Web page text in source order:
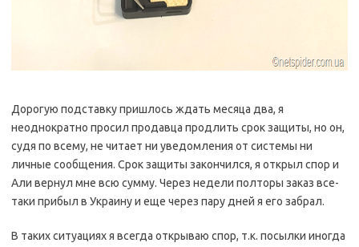
Дорогую подставку пришлось ждать месяца два, я
неоднократно просил продавца продлить срок защиты, но он,
судя по всему, не читает ни уведомления от системы ни
личные сообщения. Срок защиты закончился, я открыл спор и
Али вернул мне всю сумму. Через недели полторы заказ все-
таки прибыл в Украину и еще через пару дней я его забрал.
В таких ситуациях я всегда открываю спор, т.к. посылки иногда